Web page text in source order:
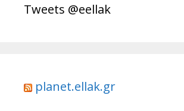
Tweets @eellak
planet.ellak.gr